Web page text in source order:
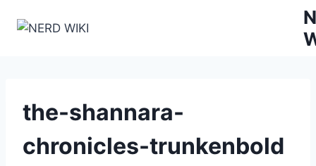
Inhalt
the-shannara-
chronicles-trunkenbold